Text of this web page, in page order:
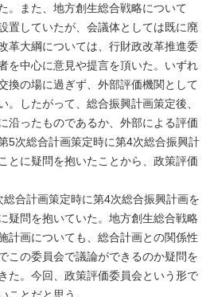
。また、地方創生総合戦略について
置していたが、会議体としては既に廃
革大綱については、行財政改革推進委
を中心に意見や提言を頂いた。いずれ
換の場に過ぎず、外部評価機関として
。したがって、総合振興計画策定後、
沿ったものであるか、外部による評価
5次総合計画策定時に第4次総合振興計
とに疑問を抱いたことから、政策評価
合計画策定時に第4次総合振興計画を
疑問を抱いていた。地方創生総合戦略
計画についても、総合計画との関係性
この委員会で議論ができるのか疑問を
た。今回、政策評価委員会という形で